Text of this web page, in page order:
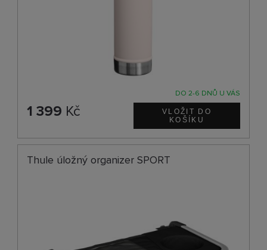
DO 2-6 DNŮ U VÁS
1 399 Kč
Thule úložný organizer SPORT